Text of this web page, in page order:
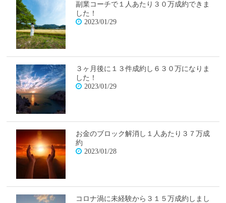
副業コーチで１人あたり３０万成約できま
した！
2023/01/29
３ヶ月後に１３件成約し６３０万になりま
した！
2023/01/29
お金のブロック解消し１人あたり３７万成
約
2023/01/28
コロナ渦に未経験から３１５万成約しまし